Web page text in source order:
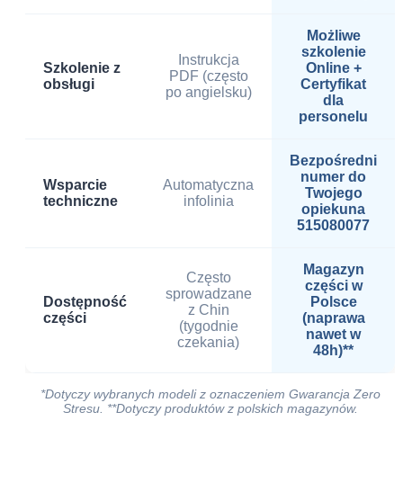
Szkolenie z
obsługi
Instrukcja
PDF (często
po angielsku)
Możliwe
szkolenie
Online +
Certyfikat
dla
personelu
Wsparcie
techniczne
Automatyczna
infolinia
Bezpośredni
numer do
Twojego
opiekuna
515080077
Dostępność
części
Często
sprowadzane
z Chin
(tygodnie
czekania)
Magazyn
części w
Polsce
(naprawa
nawet w
48h)**
*Dotyczy wybranych modeli z oznaczeniem Gwarancja Zero
Stresu. **Dotyczy produktów z polskich magazynów.